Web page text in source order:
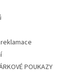
POUKAZY